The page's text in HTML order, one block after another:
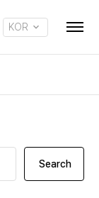
KOR
Search